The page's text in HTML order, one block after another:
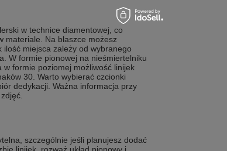
w technice diamentowej, co
materiale. Na blaszce możesz
miejsca zależy od wybranego
W formie pionowej na nieśmiertelniku
w formie poziomej możliwość linijek
30. Warto wybierać czcionki
dedykacji. Ważna informacja przy
szczególnie jeśli planujesz dodać